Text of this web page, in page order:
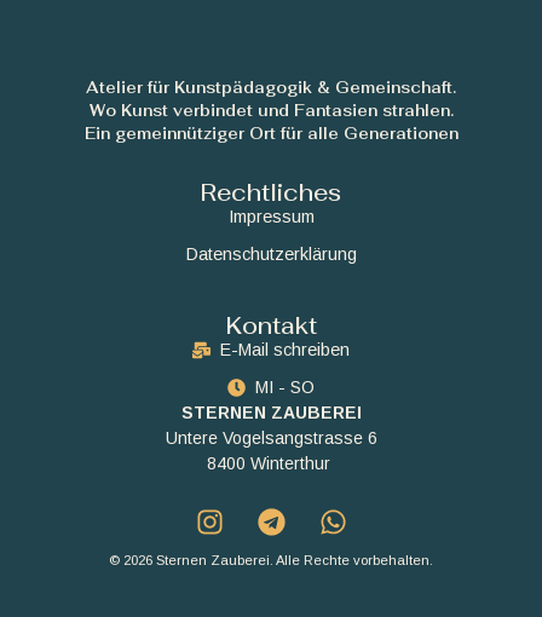
Atelier für Kunstpädagogik & Gemeinschaft.
Wo Kunst verbindet und Fantasien strahlen.
Ein gemeinnütziger Ort für alle Generationen
Rechtliches
Impressum
Datenschutzerklärung
Kontakt
E-Mail schreiben
MI - SO
STERNEN ZAUBEREI
Untere Vogelsangstrasse 6
8400 Winterthur
© 2026 Sternen Zauberei. Alle Rechte vorbehalten.